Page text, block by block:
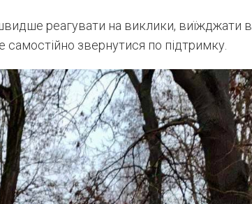
реагувати на виклики, виїжджати в
звернутися по підтримку.